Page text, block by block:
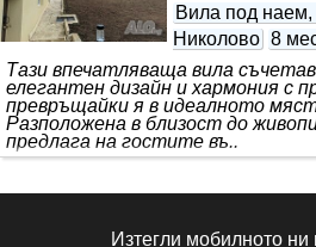
Вила под наем,
Николово 8
Тази впечатляваща вила
елегантен дизайн и хармония с
превръщайки я в идеалното
Разположена в близост до
предлага на гостите въ..
Изтегли мобилното